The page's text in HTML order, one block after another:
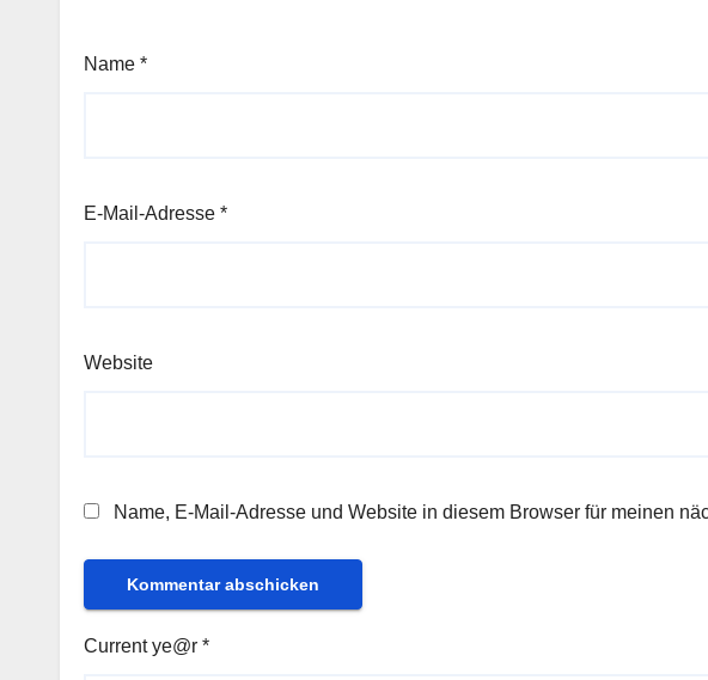
Name *
E-Mail-Adresse *
Website
Name, E-Mail-Adresse und Website in diesem Browser für meinen
Current ye@r *